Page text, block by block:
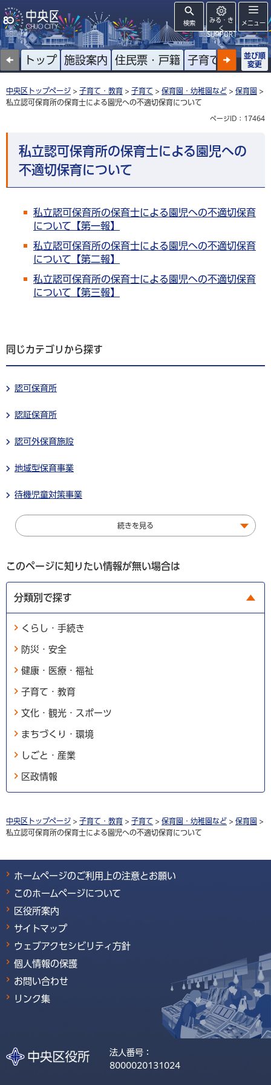
検索
みる・き
く
SUPPORT
メニュー
トップ 施設案内 住民票・戸籍 子育て 高齢者
並び順
変更
中央区トップページ > 子育て・教育 > 子育て > 保育園・幼稚園など > 保育園 >
私立認可保育所の保育士による園児への不適切保育について
ページID：17464
私立認可保育所の保育士による園児への
不適切保育について
私立認可保育所の保育士による園児への不適切保育
について【第一報】
私立認可保育所の保育士による園児への不適切保育
について【第二報】
私立認可保育所の保育士による園児への不適切保育
について【第三報】
同じカテゴリから探す
認可保育所
認証保育所
認可外保育施設
地域型保育事業
待機児童対策事業
続きを見る
このページに知りたい情報が無い場合は
分類別で探す
くらし・手続き
防災・安全
健康・医療・福祉
子育て・教育
文化・観光・スポーツ
まちづくり・環境
しごと・産業
区政情報
中央区トップページ > 子育て・教育 > 子育て > 保育園・幼稚園など > 保育園 >
私立認可保育所の保育士による園児への不適切保育について
ホームページのご利用上の注意とお願い
このホームページについて
区役所案内
サイトマップ
ウェブアクセシビリティ方針
個人情報の保護
お問い合わせ
リンク集
法人番号：
8000020131024